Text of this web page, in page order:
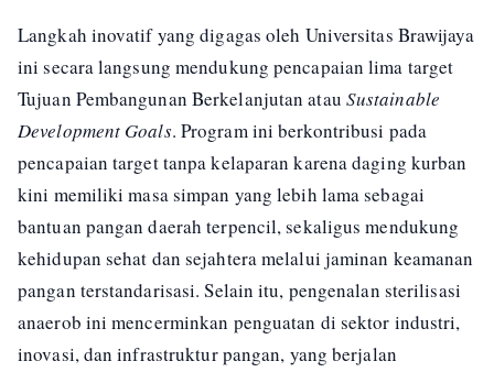
Langkah inovatif yang digagas oleh Universitas Brawijaya
ini secara langsung mendukung pencapaian lima target
Tujuan Pembangunan Berkelanjutan atau Sustainable
Development Goals. Program ini berkontribusi pada
pencapaian target tanpa kelaparan karena daging kurban
kini memiliki masa simpan yang lebih lama sebagai
bantuan pangan daerah terpencil, sekaligus mendukung
kehidupan sehat dan sejahtera melalui jaminan keamanan
pangan terstandarisasi. Selain itu, pengenalan sterilisasi
anaerob ini mencerminkan penguatan di sektor industri,
inovasi, dan infrastruktur pangan, yang berjalan